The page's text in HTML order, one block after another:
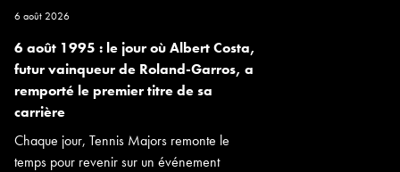
6 août 2026
6 août 1995 : le jour où Albert Costa,
futur vainqueur de Roland-Garros, a
remporté le premier titre de sa
carrière
Chaque jour, Tennis Majors remonte le
temps pour revenir sur un événement